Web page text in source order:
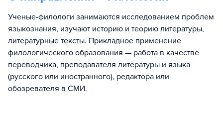
Ученые-филологи занимаются исследованием проблем
языкознания, изучают историю и теорию литературы,
литературные тексты. Прикладное применение
филологического образования — работа в качестве
переводчика, преподавателя литературы и языка
(русского или иностранного), редактора или
обозревателя в СМИ.